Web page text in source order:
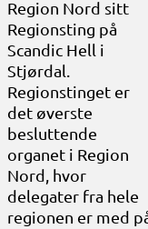
Region Nord sitt
Regionsting på
Scandic Hell i
Stjørdal.
Regionstinget er
det øverste
besluttende
organet i Region
Nord, hvor
delegater fra hele
regionen er med